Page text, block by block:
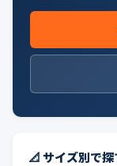
📐 サイズ別で探